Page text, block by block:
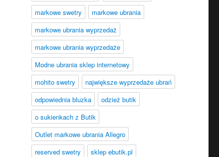
markowe swetry
markowe ubrania
markowe ubrania wyprzedaż
markowe ubrania wyprzedaże
Modne ubrania sklep internetowy
mohito swetry
największe wyprzedaże ubrań
odpowiednia bluzka
odzież butik
o sukienkach z Butik
Outlet markowe ubrania Allegro
reserved swetry
sklep ebutik.pl